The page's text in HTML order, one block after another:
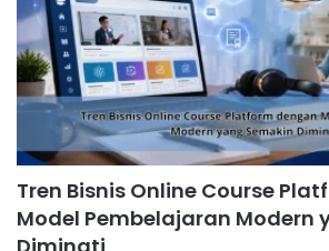
Tren Bisnis Online Course
Model Pembelajaran Modern